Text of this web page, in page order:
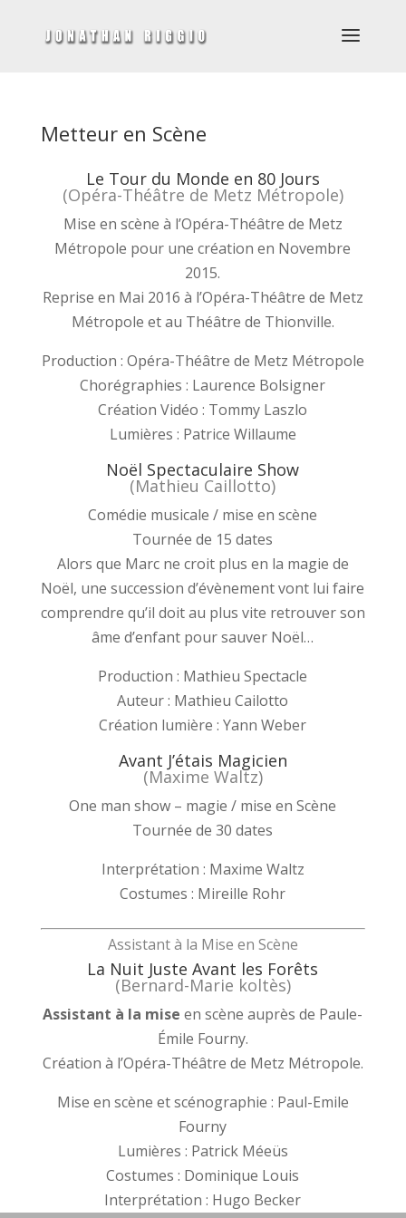
Metteur en Scène
Le Tour du Monde en 80 Jours
(Opéra-Théâtre de Metz Métropole)
Mise en scène à l’Opéra-Théâtre de Metz
Métropole pour une création en Novembre
2015.
Reprise en Mai 2016 à l’Opéra-Théâtre de Metz
Métropole et au Théâtre de Thionville.
Production : Opéra-Théâtre de Metz Métropole
Chorégraphies : Laurence Bolsigner
Création Vidéo : Tommy Laszlo
Lumières : Patrice Willaume
Noël Spectaculaire Show
(Mathieu Caillotto)
Comédie musicale / mise en scène
Tournée de 15 dates
Alors que Marc ne croit plus en la magie de
Noël, une succession d’évènement vont lui faire
comprendre qu’il doit au plus vite retrouver son
âme d’enfant pour sauver Noël…
Production : Mathieu Spectacle
Auteur : Mathieu Cailotto
Création lumière : Yann Weber
Avant J’étais Magicien
(Maxime Waltz)
One man show – magie / mise en Scène
Tournée de 30 dates
Interprétation : Maxime Waltz
Costumes : Mireille Rohr
Assistant à la Mise en Scène
La Nuit Juste Avant les Forêts
(Bernard-Marie koltès)
Assistant à la mise en scène auprès de Paule-
Émile Fourny.
Création à l’Opéra-Théâtre de Metz Métropole.
Mise en scène et scénographie : Paul-Emile
Fourny
Lumières : Patrick Méeüs
Costumes : Dominique Louis
Interprétation : Hugo Becker